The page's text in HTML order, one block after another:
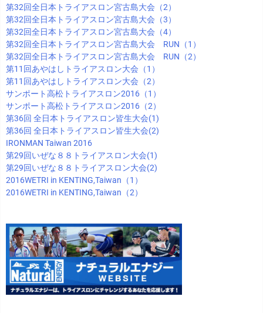
第32回全日本トライアスロン宮古島大会（2）
第32回全日本トライアスロン宮古島大会（3）
第32回全日本トライアスロン宮古島大会（4）
第32回全日本トライアスロン宮古島大会 RUN（1）
第32回全日本トライアスロン宮古島大会 RUN（2）
第11回あやはしトライアスロン大会（1）
第11回あやはしトライアスロン大会（2）
サンポート高松トライアスロン2016（1）
サンポート高松トライアスロン2016（2）
第36回 全日本トライアスロン皆生大会(1)
第36回 全日本トライアスロン皆生大会(2)
IRONMAN Taiwan 2016
第29回いぜな８８トライアスロン大会(1)
第29回いぜな８８トライアスロン大会(2)
2016WETRI in KENTING,Taiwan（1）
2016WETRI in KENTING,Taiwan（2）